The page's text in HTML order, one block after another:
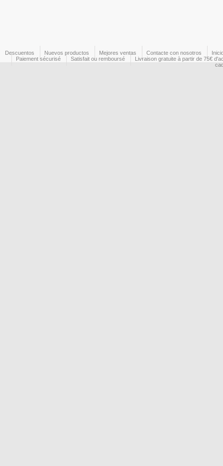
Descuentos Nuevos productos Mejores ventas Contacte con nosotros
Paiement sécurisé
Satisfait ou remboursé
Livraison gratuite à partir de 75€